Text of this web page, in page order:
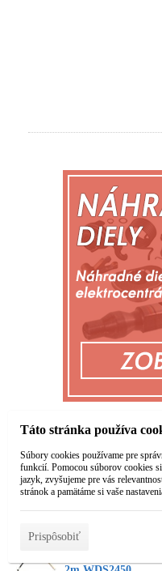
Najpredávanejšie
RUČNÝ
BETÓNOVÝ PÁS
KD3572
Táto stránka používa
Súbory cookies používame pre
funkcií. Pomocou súborov cookies
jazyk, zvyšujeme pre vás
stránok a pamätáme si vaše
Prispôsobiť